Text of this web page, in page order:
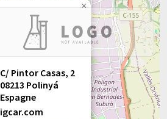
C/ Pintor Casas, 2
08213 Polinyá
Espagne
igcar.com
×